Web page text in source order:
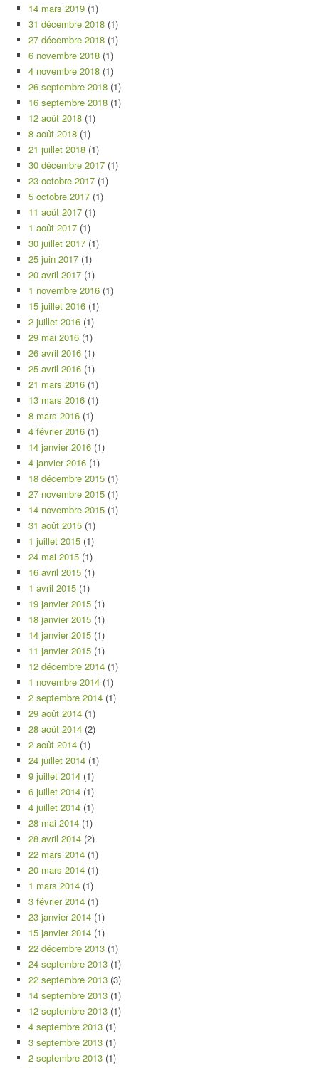
14 mars 2019 (1)
31 décembre 2018 (1)
27 décembre 2018 (1)
6 novembre 2018 (1)
4 novembre 2018 (1)
26 septembre 2018 (1)
16 septembre 2018 (1)
12 août 2018 (1)
8 août 2018 (1)
21 juillet 2018 (1)
30 décembre 2017 (1)
23 octobre 2017 (1)
5 octobre 2017 (1)
11 août 2017 (1)
1 août 2017 (1)
30 juillet 2017 (1)
25 juin 2017 (1)
20 avril 2017 (1)
1 novembre 2016 (1)
15 juillet 2016 (1)
2 juillet 2016 (1)
29 mai 2016 (1)
26 avril 2016 (1)
25 avril 2016 (1)
21 mars 2016 (1)
13 mars 2016 (1)
8 mars 2016 (1)
4 février 2016 (1)
14 janvier 2016 (1)
4 janvier 2016 (1)
18 décembre 2015 (1)
27 novembre 2015 (1)
14 novembre 2015 (1)
31 août 2015 (1)
1 juillet 2015 (1)
24 mai 2015 (1)
16 avril 2015 (1)
1 avril 2015 (1)
19 janvier 2015 (1)
18 janvier 2015 (1)
14 janvier 2015 (1)
11 janvier 2015 (1)
12 décembre 2014 (1)
1 novembre 2014 (1)
2 septembre 2014 (1)
29 août 2014 (1)
28 août 2014 (2)
2 août 2014 (1)
24 juillet 2014 (1)
9 juillet 2014 (1)
6 juillet 2014 (1)
4 juillet 2014 (1)
28 mai 2014 (1)
28 avril 2014 (2)
22 mars 2014 (1)
20 mars 2014 (1)
1 mars 2014 (1)
3 février 2014 (1)
23 janvier 2014 (1)
15 janvier 2014 (1)
22 décembre 2013 (1)
24 septembre 2013 (1)
22 septembre 2013 (3)
14 septembre 2013 (1)
12 septembre 2013 (1)
4 septembre 2013 (1)
3 septembre 2013 (1)
2 septembre 2013 (1)